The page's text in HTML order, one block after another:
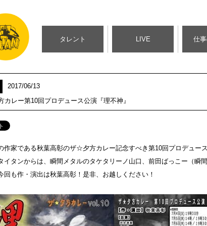
タレント LIVE 仕
2017/06/13
レー第10回プロデュース公演『理不神』
作家である秋葉高彰のザ☆夕方カレー記念すべき第10回プロデュー
イタンからは、瞬間メタルのタケタリーノ山口、前田ばっこー（瞬間
回も作・演出は秋葉高彰！是非、お越しください！